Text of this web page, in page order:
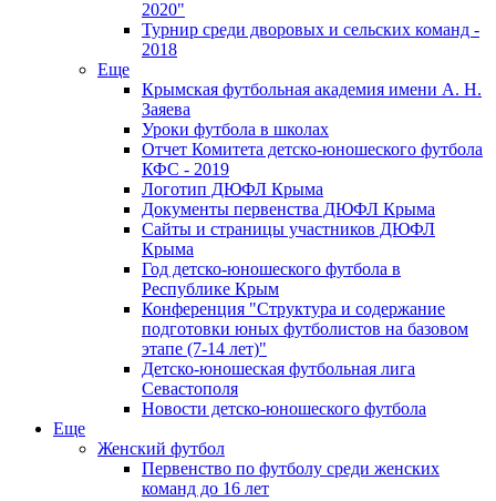
2020"
Турнир среди дворовых и сельских команд -
2018
Еще
Крымская футбольная академия имени А. Н.
Заяева
Уроки футбола в школах
Отчет Комитета детско-юношеского футбола
КФС - 2019
Логотип ДЮФЛ Крыма
Документы первенства ДЮФЛ Крыма
Сайты и страницы участников ДЮФЛ
Крыма
Год детско-юношеского футбола в
Республике Крым
Конференция "Структура и содержание
подготовки юных футболистов на базовом
этапе (7-14 лет)"
Детско-юношеская футбольная лига
Севастополя
Новости детско-юношеского футбола
Еще
Женский футбол
Первенство по футболу среди женских
команд до 16 лет